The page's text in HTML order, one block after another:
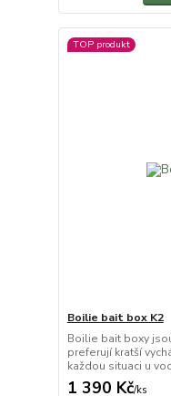
TOP produkt
Boilie bait box K2
Boilie bait boxy
preferují kratší
každou situaci u
1 390 Kč/ks